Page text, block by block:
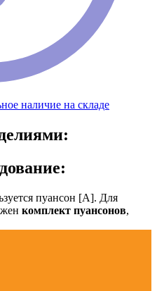
наличие на складе
пуансон [А]. Для
комплект пуансонов,